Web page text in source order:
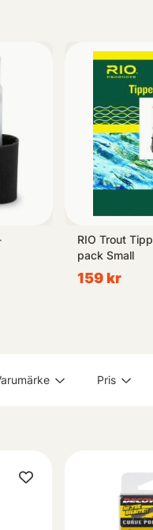
RIO Trout
pack Small
159 kr
Pris